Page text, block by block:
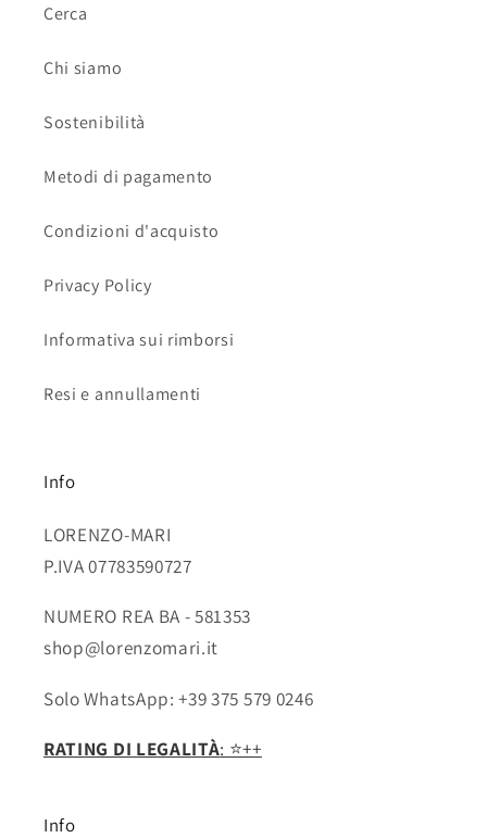
Cerca
Chi siamo
Sostenibilità
Metodi di pagamento
Condizioni d'acquisto
Privacy Policy
Informativa sui rimborsi
Resi e annullamenti
Info
LORENZO-MARI
P.IVA 07783590727
NUMERO REA BA - 581353
shop@lorenzomari.it
Solo WhatsApp: +39 375 579 0246
RATING DI LEGALITÀ: ⭐️++
Info